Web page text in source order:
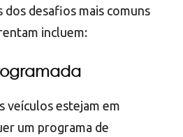
dos desafios mais comuns
incluem:
veículos estejam em
um programa de